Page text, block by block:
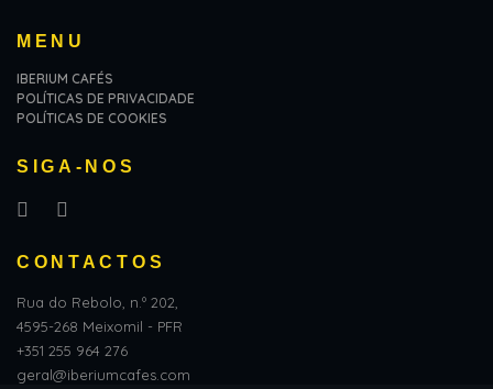
MENU
IBERIUM CAFÉS
POLÍTICAS DE PRIVACIDADE
POLÍTICAS DE COOKIES
SIGA-NOS
CONTACTOS
Rua do Rebolo, n.º 202,
4595-268 Meixomil - PFR
+351 255 964 276
geral@iberiumcafes.com